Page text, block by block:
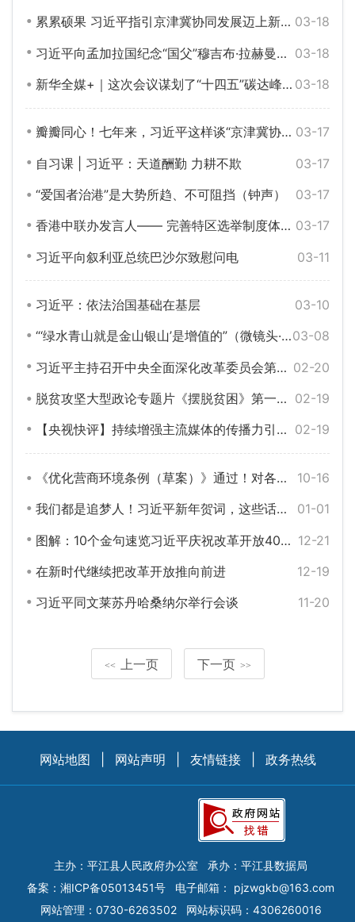
03-18
累累硕果 习近平指引京津冀协同发展迈上新台阶
03-18
习近平向孟加拉国纪念“国父”穆吉布·拉赫曼诞辰100周年暨庆祝独立50周年活动发表视频致辞
03-18
新华全媒+｜这次会议谋划了“十四五”碳达峰、碳中和工作“施工图”
03-17
瓣瓣同心！七年来，习近平这样谈“京津冀协同发展”
03-17
自习课 | 习近平：天道酬勤 力耕不欺
03-17
“爱国者治港”是大势所趋、不可阻挡（钟声）
03-17
香港中联办发言人—— 完善特区选举制度体现香港整体利益 任何外部干预都阻挡不了正义的步伐
03-11
习近平向叙利亚总统巴沙尔致慰问电
03-10
习近平：依法治国基础在基层
03-08
“‘绿水青山就是金山银山’是增值的”（微镜头·习近平总书记两会“下团组”·两会现场观察）
02-20
习近平主持召开中央全面深化改革委员会第十八次会议强调 完整准确全面贯彻新发展理念 发挥改革在构建新发展格局中关键作用
02-19
脱贫攻坚大型政论专题片《摆脱贫困》第一集 庄严承诺
02-19
【央视快评】持续增强主流媒体的传播力引导力影响力公信力
10-16
《优化营商环境条例（草案）》通过！对各类市场主体一视同仁
01-01
我们都是追梦人！习近平新年贺词，这些话温暖人心
12-21
图解：10个金句速览习近平庆祝改革开放40周年大会讲话要点
12-19
在新时代继续把改革开放推向前进
11-20
习近平同文莱苏丹哈桑纳尔举行会谈
<< 上一页 下一页 >>
网站地图 网站声明 友情链接 政务热线
主办：平江县人民政府办公室
承办：平江县数据局
备案： 湘ICP备05013451号 电子邮箱： pjzwgkb@163.com
网站管理：0730-6263502
网站标识码：4306260016